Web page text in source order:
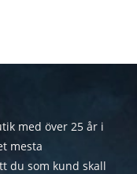
med över 25 år i
mesta
du som kund skall